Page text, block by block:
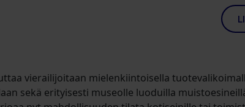
vierailijoitaan mielenkiintoisella
sekä erityisesti museolle luoduilla